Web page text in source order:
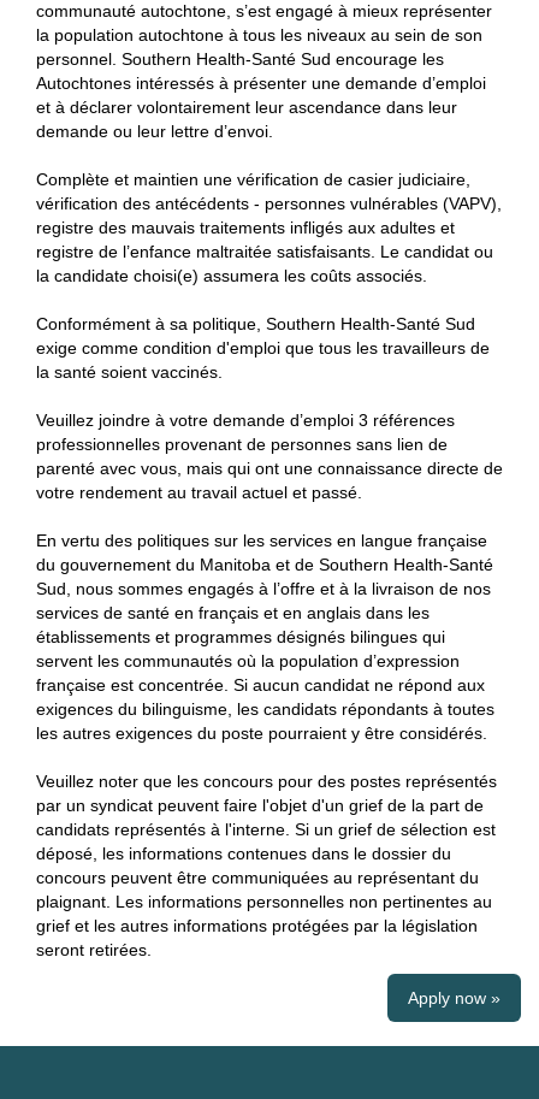
communauté autochtone, s’est engagé à mieux représenter
la population autochtone à tous les niveaux au sein de son
personnel. Southern Health-Santé Sud encourage les
Autochtones intéressés à présenter une demande d’emploi
et à déclarer volontairement leur ascendance dans leur
demande ou leur lettre d’envoi.
Complète et maintien une vérification de casier judiciaire,
vérification des antécédents - personnes vulnérables (VAPV),
registre des mauvais traitements infligés aux adultes et
registre de l’enfance maltraitée satisfaisants. Le candidat ou
la candidate choisi(e) assumera les coûts associés.
Conformément à sa politique, Southern Health-Santé Sud
exige comme condition d'emploi que tous les travailleurs de
la santé soient vaccinés.
Veuillez joindre à votre demande d’emploi 3 références
professionnelles provenant de personnes sans lien de
parenté avec vous, mais qui ont une connaissance directe de
votre rendement au travail actuel et passé.
En vertu des politiques sur les services en langue française
du gouvernement du Manitoba et de Southern Health-Santé
Sud, nous sommes engagés à l’offre et à la livraison de nos
services de santé en français et en anglais dans les
établissements et programmes désignés bilingues qui
servent les communautés où la population d’expression
française est concentrée. Si aucun candidat ne répond aux
exigences du bilinguisme, les candidats répondants à toutes
les autres exigences du poste pourraient y être considérés.
Veuillez noter que les concours pour des postes représentés
par un syndicat peuvent faire l'objet d'un grief de la part de
candidats représentés à l'interne. Si un grief de sélection est
déposé, les informations contenues dans le dossier du
concours peuvent être communiquées au représentant du
plaignant. Les informations personnelles non pertinentes au
grief et les autres informations protégées par la législation
seront retirées.
Apply now »